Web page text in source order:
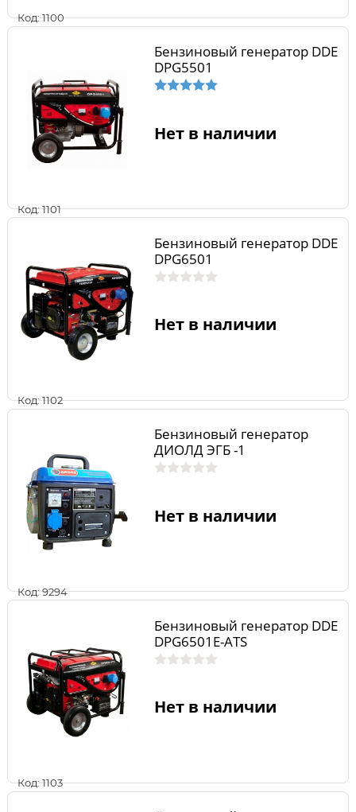
Код: 1100
Код: 1101
Бензиновый генератор DDE
DPG5501
Нет в наличии
Код: 1102
Бензиновый генератор DDE
DPG6501
Нет в наличии
Код: 9294
Бензиновый генератор
ДИОЛД ЭГБ -1
Нет в наличии
Код: 1103
Бензиновый генератор DDE
DPG6501E-ATS
Нет в наличии